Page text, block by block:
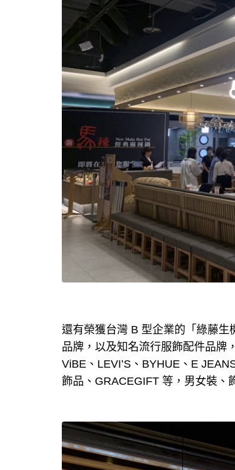
還有榮獲台灣 B 型企業的「綠藤
品牌，以及知名流行服飾配件品牌
ViBE、LEVI’S、BYHUE、E
飾品、GRACEGIFT 等，男女裝、